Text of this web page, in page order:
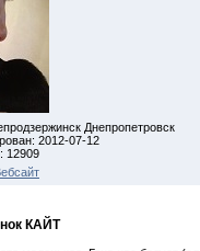
Днепропетровск
2012-07-12
12909
КАЙТ